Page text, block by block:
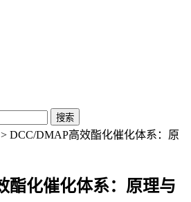
> DCC/DMAP高效酯化催化体系：原
酯化催化体系：原理与